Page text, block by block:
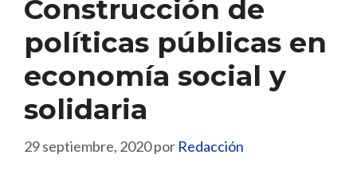
Construcción de
políticas públicas en
economía social y
solidaria
29 septiembre, 2020por Redacción